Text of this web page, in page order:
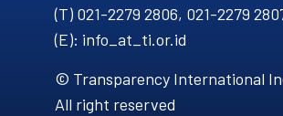
(T) 021-2279 2806, 021-2279
(E): info_at_ti.or.id
© Transparency International
All right reserved